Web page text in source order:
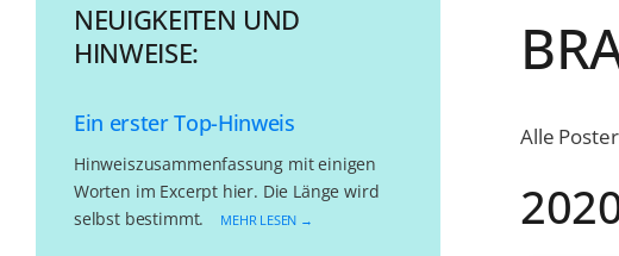
NEUIGKEITEN UND
HINWEISE:
Ein erster Top-Hinweis
Hinweiszusammenfassung mit einigen
Worten im Excerpt hier. Die Länge wird
selbst bestimmt.
MEHR LESEN →
Alle